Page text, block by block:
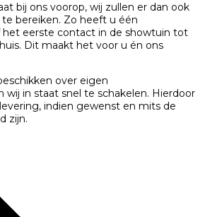
bij ons voorop, wij zullen er dan ook
bereiken. Zo heeft u één
het eerste contact in de showtuin tot
Dit maakt het voor u én ons
over eigen
wij in staat snel te schakelen. Hierdoor
indien gewenst en mits de
zijn.